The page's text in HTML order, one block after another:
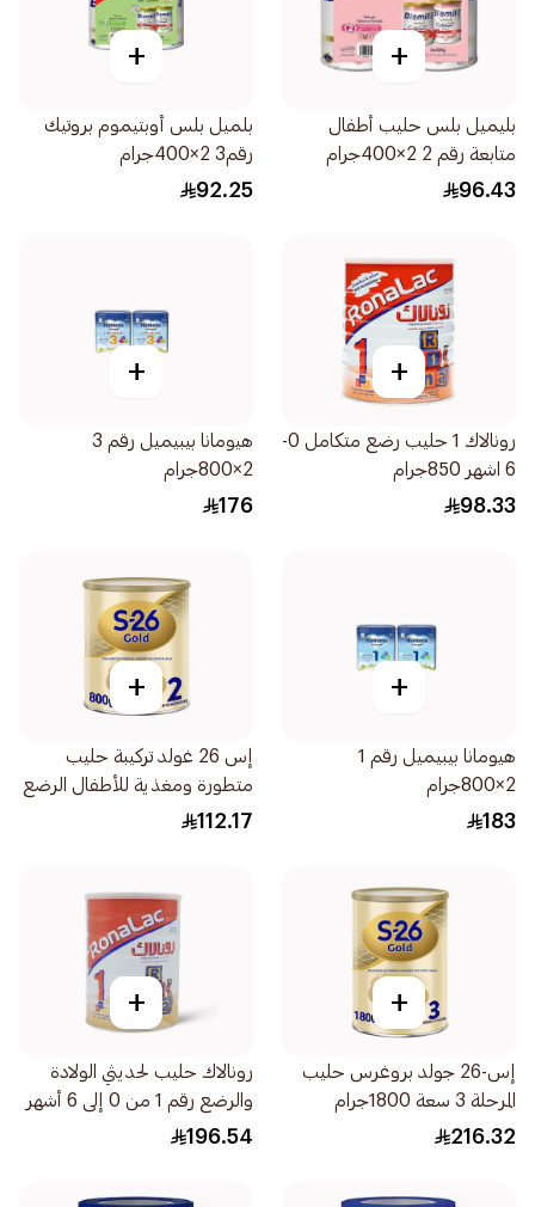
+
بليميل بلس حليب أطفال
متابعة رقم 2 2×400جرام
96.43
+
بلميل بلس أوبتيموم بروتيك
رقم3 2×400جرام
92.25
+
رونالاك 1 حليب رضع متكامل 0-
6 اشهر 850جرام
98.33
+
هيومانا بيبيميل رقم 3
2×800جرام
176
+
هيومانا بيبيميل رقم 1
2×800جرام
183
+
إس 26 غولد تركيبة حليب
متطورة ومغذية للأطفال الرضع
800جرام
112.17
+
إس-26 جولد بروغرس حليب
المرحلة 3 سعة 1800جرام
216.32
+
رونالاك حليب لحديثي الولادة
والرضع رقم 1 من 0 إلى 6 أشهر
1700جرام
196.54